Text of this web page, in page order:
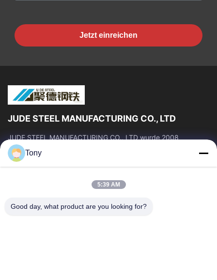
Jetzt einreichen
JUDE STEEL MANUFACTURING CO., LTD
JUDE STEEL MANUFACTURING CO., LTD wurde 2008
gegründet und ist ein professioneller Hersteller und Lieferant
von nahtlosen Stahlrohren und...
Schnelle Verbindungen
Produkte
Über Uns
Fabrik Tour
Tony
5:39 AM
Good day, what product are you looking for?